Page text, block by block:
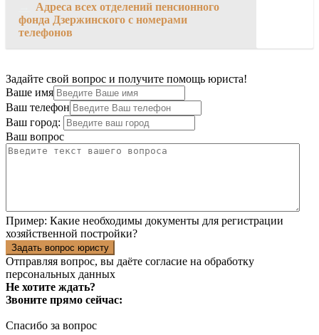
Адреса всех отделений пенсионного
фонда Дзержинского с номерами
телефонов
Задайте свой вопрос и получите помощь юриста!
Ваше имя
Ваш телефон
Ваш город:
Ваш вопрос
Пример: Какие необходимы документы для регистрации
хозяйственной постройки?
Задать вопрос юристу
Отправляя вопрос, вы даёте согласие на обработку
персональных данных
Не хотите ждать?
Звоните прямо сейчас:
Спасибо за вопрос